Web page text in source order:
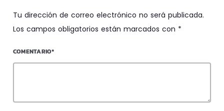
Tu dirección de correo electrónico no será publicada.
Los campos obligatorios están marcados con *
COMENTARIO*